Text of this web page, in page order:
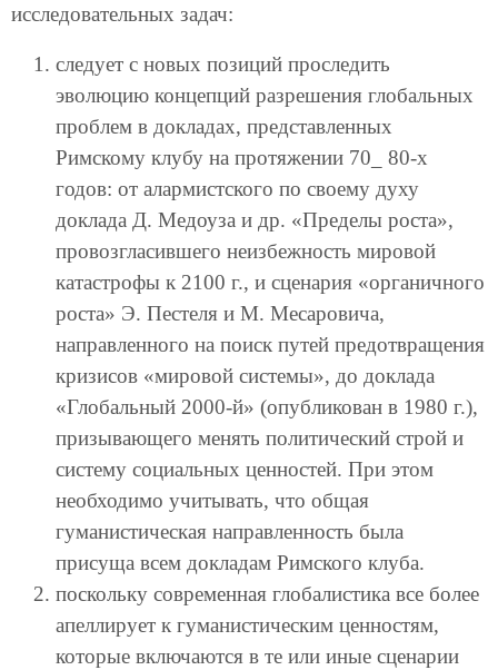
исследовательных задач:
следует с новых позиций проследить
эволюцию концепций разрешения глобальных
проблем в докладах, представленных
Римскому клубу на протяжении 70_ 80-х
годов: от алармистского по своему духу
доклада Д. Медоуза и др. «Пределы роста»,
провозгласившего неизбежность мировой
катастрофы к 2100 г., и сценария «органичного
роста» Э. Пестеля и М. Месаровича,
направленного на поиск путей предотвращения
кризисов «мировой системы», до доклада
«Глобальный 2000-й» (опубликован в 1980 г.),
призывающего менять политический строй и
систему социальных ценностей. При этом
необходимо учитывать, что общая
гуманистическая направленность была
присуща всем докладам Римского клуба.
поскольку современная глобалистика все более
апеллирует к гуманистическим ценностям,
которые включаются в те или иные сценарии